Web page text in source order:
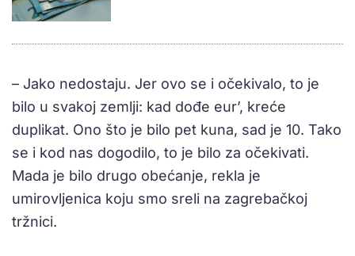
– Jako nedostaju. Jer ovo se i očekivalo, to je
bilo u svakoj zemlji: kad dođe eur’, kreće
duplikat. Ono što je bilo pet kuna, sad je 10. Tako
se i kod nas dogodilo, to je bilo za očekivati.
Mada je bilo drugo obećanje, rekla je
umirovljenica koju smo sreli na zagrebačkoj
tržnici.